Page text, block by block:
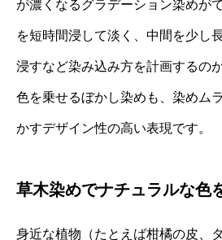
が濃くなるグラデーション染めが
を短時間浸して淡く、中間を少し
浸すなど染み込み方を計画するの
色を乗せるぼかし染めも、染めム
かすデザイン性の高い表現です。
草木染めでナチュラルな色
身近な植物（たとえば柑橘の皮、